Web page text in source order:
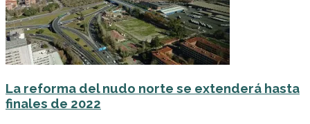
La reforma del nudo norte se extenderá hasta
finales de 2022